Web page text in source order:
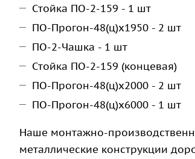
Стойка ПО-2-159 - 1 шт
ПО-Прогон-48(ц)х1950 - 2 шт
ПО-2-Чашка - 1 шт
Стойка ПО-2-159 (концевая)
ПО-Прогон-48(ц)х2000 - 2 шт
ПО-Прогон-48(ц)х6000 - 1 шт
Наше монтажно-
металлические конструкции